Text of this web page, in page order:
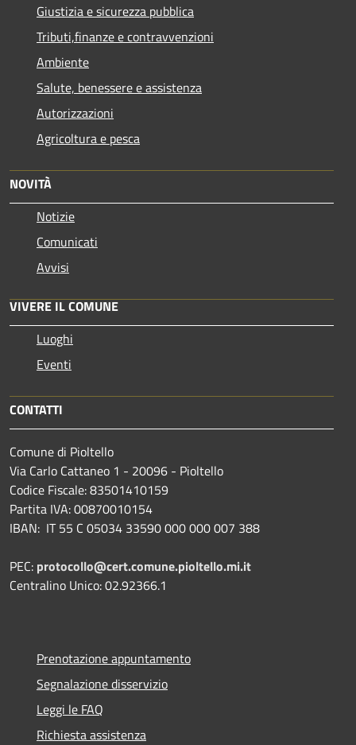
Giustizia e sicurezza pubblica
Tributi,finanze e contravvenzioni
Ambiente
Salute, benessere e assistenza
Autorizzazioni
Agricoltura e pesca
NOVITÀ
Notizie
Comunicati
Avvisi
VIVERE IL COMUNE
Luoghi
Eventi
CONTATTI
Comune di Pioltello
Via Carlo Cattaneo 1 - 20096 - Pioltello
Codice Fiscale: 83501410159
Partita IVA: 00870010154
IBAN: IT 55 C 05034 33590 000 000 007 388
PEC: protocollo@cert.comune.pioltello.mi.it
Centralino Unico: 02.92366.1
Prenotazione appuntamento
Segnalazione disservizio
Leggi le FAQ
Richiesta assistenza